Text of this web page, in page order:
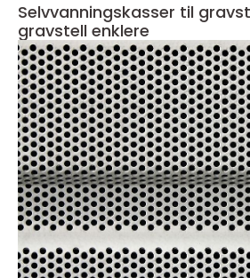
Selvvanningskasser til
gravstell enklere